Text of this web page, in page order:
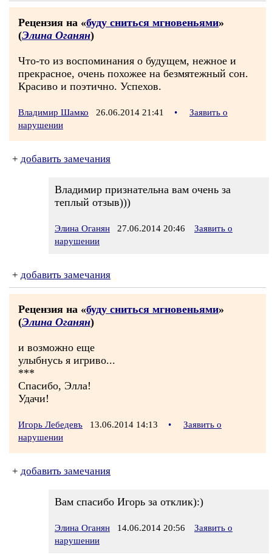
Рецензия на «буду сниться мгновеньями»
(Элина Оганян)
Что-то из воспоминания о будущем, нежное и
прекрасное, очень похожее на безмятежный сон.
Красиво и поэтично. Успехов.
Владимир Шамко 26.06.2014 21:41 •
Заявить о
нарушении
+ добавить замечания
Владимир признательна вам очень за
теплый отзыв)))
Элина Оганян 27.06.2014 20:46
Заявить о
нарушении
+ добавить замечания
Рецензия на «буду сниться мгновеньями»
(Элина Оганян)
и возможно еще
улыбнусь я игриво...
***
Спасибо, Элла!
Удачи!
Игорь Лебедевъ 13.06.2014 14:13 •
Заявить о
нарушении
+ добавить замечания
Вам спасибо Игорь за отклик):)
Элина Оганян 14.06.2014 20:56
Заявить о
нарушении